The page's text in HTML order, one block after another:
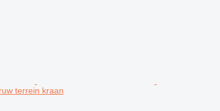
terrein kraan